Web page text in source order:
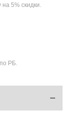
5% скидки.
РБ.